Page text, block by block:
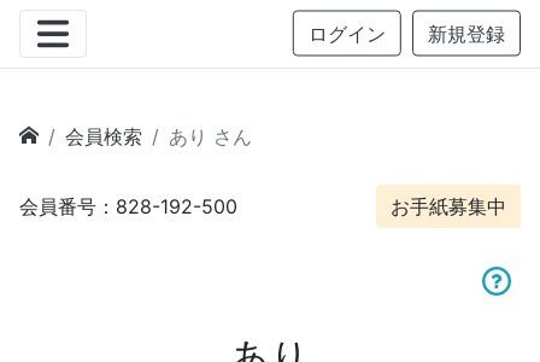
ログイン 新規登録
会員検索 あり さん
会員番号：828-192-500 お手紙募集中